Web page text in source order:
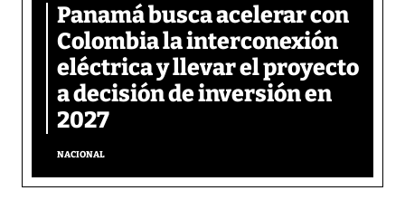
Panamá busca acelerar con
Colombia la interconexión
eléctrica y llevar el proyecto
a decisión de inversión en
2027
NACIONAL